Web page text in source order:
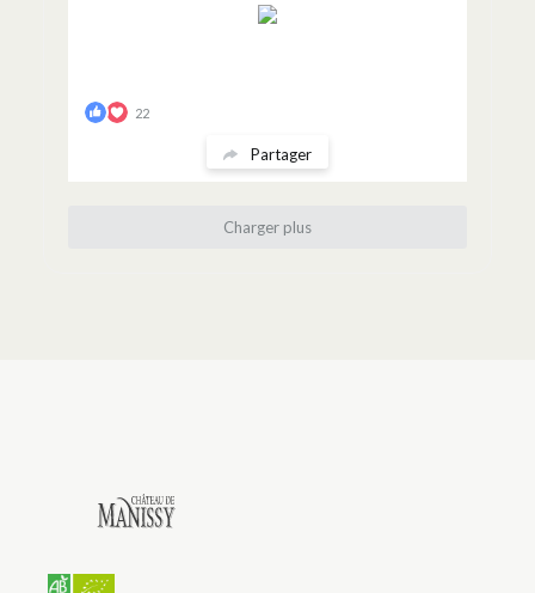
22
Partager
Charger plus